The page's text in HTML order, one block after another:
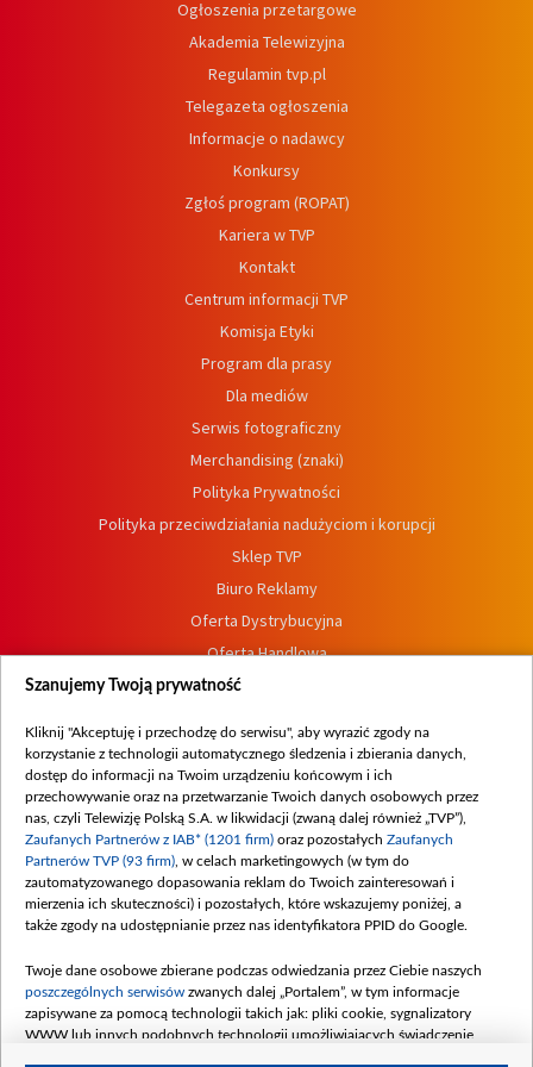
Ogłoszenia przetargowe
Akademia Telewizyjna
Regulamin tvp.pl
Telegazeta ogłoszenia
Informacje o nadawcy
Konkursy
Zgłoś program (ROPAT)
Kariera w TVP
Kontakt
Centrum informacji TVP
Komisja Etyki
Program dla prasy
Dla mediów
Serwis fotograficzny
Merchandising (znaki)
Polityka Prywatności
Polityka przeciwdziałania nadużyciom i korupcji
Sklep TVP
Biuro Reklamy
Oferta Dystrybucyjna
Oferta Handlowa
Dostępność
Procedura zgłoszeń wewnętrznych
Szanujemy Twoją prywatność
Kliknij "Akceptuję i przechodzę do serwisu", aby wyrazić zgody na
korzystanie z technologii automatycznego śledzenia i zbierania danych,
dostęp do informacji na Twoim urządzeniu końcowym i ich
przechowywanie oraz na przetwarzanie Twoich danych osobowych przez
nas, czyli Telewizję Polską S.A. w likwidacji (zwaną dalej również „TVP”),
Zaufanych Partnerów z IAB* (1201 firm) oraz pozostałych Zaufanych
Partnerów TVP (93 firm) , w celach marketingowych (w tym do
zautomatyzowanego dopasowania reklam do Twoich zainteresowań i
mierzenia ich skuteczności) i pozostałych, które wskazujemy poniżej, a
także zgody na udostępnianie przez nas identyfikatora PPID do Google.
Twoje dane osobowe zbierane podczas odwiedzania przez Ciebie naszych
poszczególnych serwisów zwanych dalej „Portalem”, w tym informacje
zapisywane za pomocą technologii takich jak: pliki cookie, sygnalizatory
WWW lub innych podobnych technologii umożliwiających świadczenie